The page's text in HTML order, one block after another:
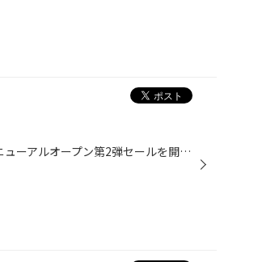
こんにちはタイヤ館久喜店です。 明日23日よりリニューアルオープン第2弾セールを開催致します！！ セール期間中はタイヤ4本お買い上げで、抽選会、スタッドレスを 購入で、リフト券やブリザックフリースをプレゼントしちゃいます！！ 更にお子様にはお菓子ボックスプレゼント！！ お買い得商品も多...